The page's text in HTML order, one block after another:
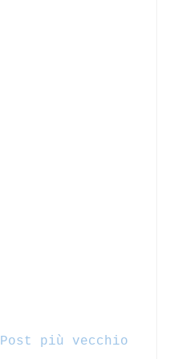
Post più vecchio